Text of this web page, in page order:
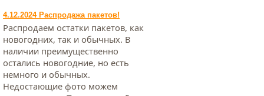
4.12.2024 Распродажа пакетов!
Распродаем остатки пакетов, как
новогодних, так и обычных. В
наличии преимущественно
остались новогодние, но есть
немного и обычных.
Недостающие фото можем